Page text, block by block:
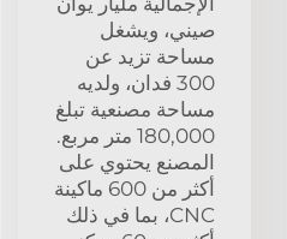
صيني، ويشغل
مساحة تزيد عن
300 فدان، ولديه
مساحة مصنعية تبلغ
180,000 متر مربع.
المصنع يحتوي على
أكثر من 600 ماكينة
CNC، بما في ذلك